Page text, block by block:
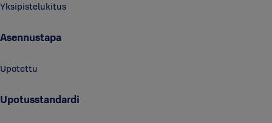
Yksipistelukitus
Asennustapa
Upotettu
Upotusstandardi